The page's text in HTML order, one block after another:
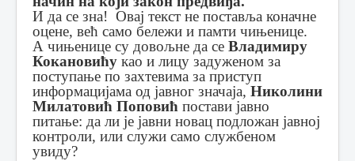
И да се зна! Овај текст не поставља коначне
оцене, већ само бележи и памти чињенице.
А чињенице су довољне да се Владимиру
Кокановићу као и лицу задуженом за
поступање по захтевима за приступ
информацијама од јавног значаја, Николини
Милатовић Поповић постави јавно
питање: да ли је јавни новац подложан јавној
контроли, или служи само службеном
увиду?